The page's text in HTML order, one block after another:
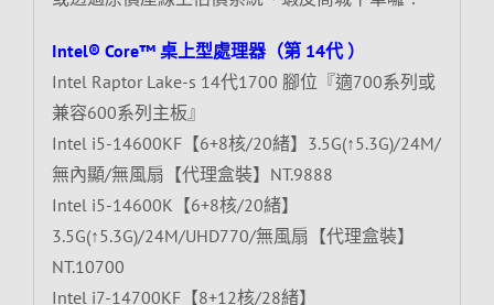
Intel® Core™ 桌上型處理器（第 14代 ）
Intel Raptor Lake-s 14代1700 腳位『適700系列或
兼容600系列主板』
Intel i5-14600KF【6+8核/20緒】3.5G(↑5.3G)/24M/
無內顯/無風扇【代理盒裝】NT.9888
Intel i5-14600K【6+8核/20緒】
3.5G(↑5.3G)/24M/UHD770/無風扇【代理盒裝】
NT.10700
Intel i7-14700KF【8+12核/28緒】